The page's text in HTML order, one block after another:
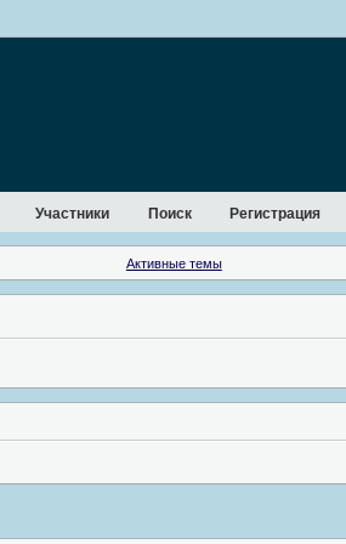
Участники Поиск Регистрация
Активные темы